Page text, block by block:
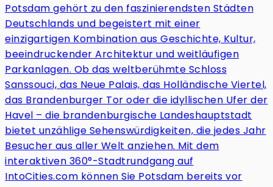
Potsdam gehört zu den faszinierendsten Städten
Deutschlands und begeistert mit einer
einzigartigen Kombination aus Geschichte, Kultur,
beeindruckender Architektur und weitläufigen
Parkanlagen. Ob das weltberühmte Schloss
Sanssouci, das Neue Palais, das Holländische Viertel,
das Brandenburger Tor oder die idyllischen Ufer der
Havel – die brandenburgische Landeshauptstadt
bietet unzählige Sehenswürdigkeiten, die jedes Jahr
Besucher aus aller Welt anziehen. Mit dem
interaktiven 360°-Stadtrundgang auf
IntoCities.com können Sie Potsdam bereits vor